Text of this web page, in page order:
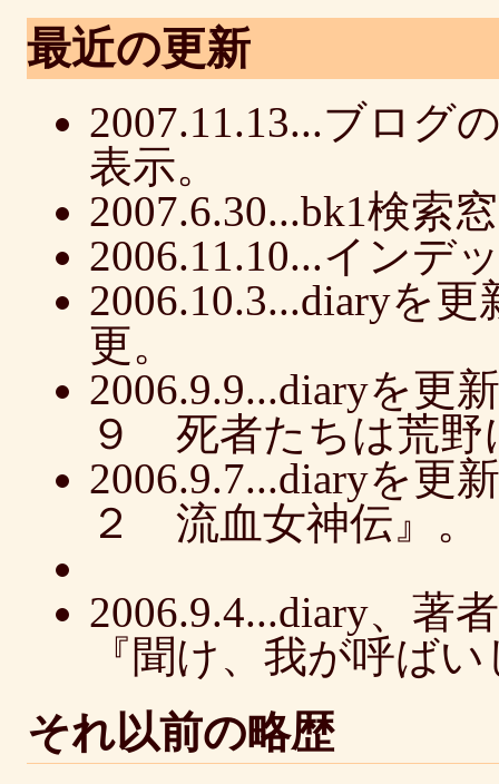
最近の更新
2007.11.13...ブログ
表示。
2007.6.30...bk1検索
2006.11.10...インデ
2006.10.3...diaryを
更。
2006.9.9...diaryを
９ 死者たちは荒
2006.9.7...diaryを
２ 流血女神伝』。
2006.9.4...diary、著
『聞け、我が呼ば
それ以前の略歴